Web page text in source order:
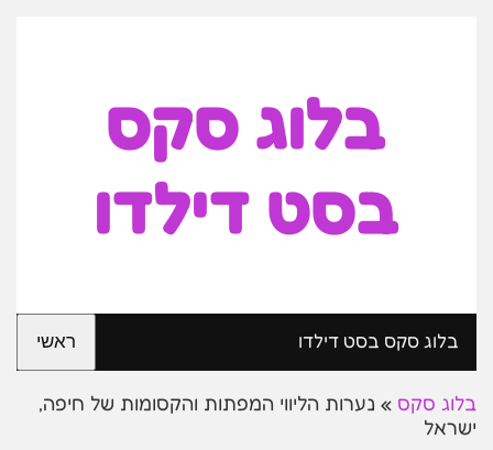
בלוג סקס
בסט דילדו
בלוג סקס בסט דילדו ראשי
בלוג סקס » נערות הליווי המפתות והקסומות של חיפה,
ישראל